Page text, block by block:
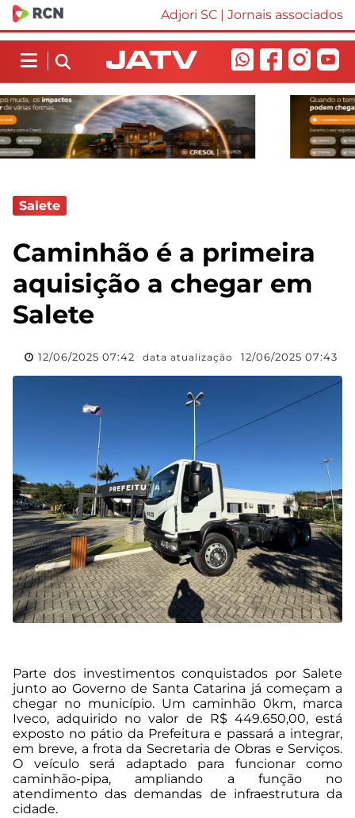
Adjori SC | Jornais associados
Salete
Caminhão é a primeira
aquisição a chegar em
Salete
12/06/2025 07:42 data atualização 12/06/2025 07:43
Parte dos investimentos conquistados por Salete
junto ao Governo de Santa Catarina já começam a
chegar no município. Um caminhão 0km, marca
Iveco, adquirido no valor de R$ 449.650,00, está
exposto no pátio da Prefeitura e passará a integrar,
em breve, a frota da Secretaria de Obras e Serviços.
O veículo será adaptado para funcionar como
caminhão-pipa, ampliando a função no
atendimento das demandas de infraestrutura da
cidade.